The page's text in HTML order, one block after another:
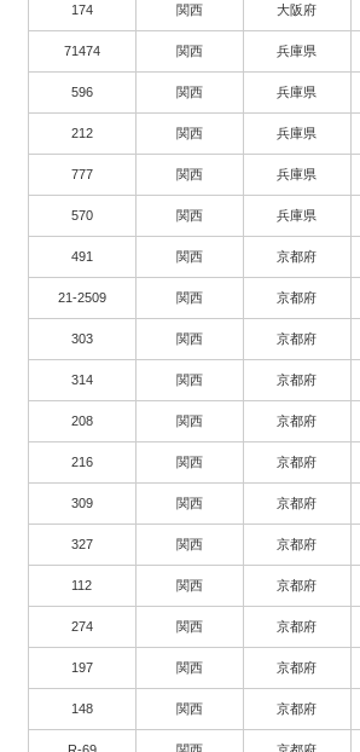
174 関西 大阪府
71474 関西 兵庫県
596 関西 兵庫県
212 関西 兵庫県
777 関西 兵庫県
570 関西 兵庫県
491 関西 京都府
21-2509 関西 京都府
303 関西 京都府
314 関西 京都府
208 関西 京都府
216 関西 京都府
309 関西 京都府
327 関西 京都府
112 関西 京都府
274 関西 京都府
197 関西 京都府
148 関西 京都府